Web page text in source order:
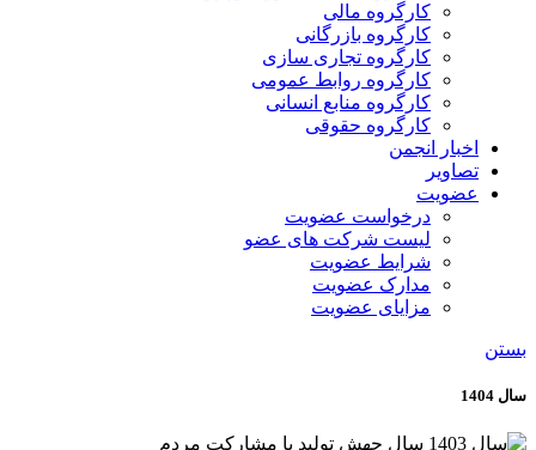
کارگروه مالی
کارگروه بازرگانی
کارگروه تجاری سازی
کارگروه روابط عمومی
کارگروه منابع انسانی
کارگروه حقوقی
اخبار انجمن
تصاویر
عضویت
درخواست عضویت
لیست شرکت های عضو
شرایط عضویت
مدارک عضویت
مزایای عضویت
بستن
سال 1404